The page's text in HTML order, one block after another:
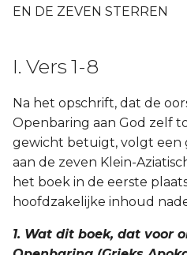
Numeri
Ruth
Prediker
Joël
EN DE ZEVEN STERREN
I. Vers 1-8
Na het opschrift, dat de
Openbaring aan God zelf
gewicht betuigt, volgt een
aan de zeven Klein-
het boek in de eerste
hoofdzakelijke inhoud
1. Wat dit boek, dat voor